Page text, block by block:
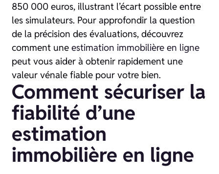
850 000 euros, illustrant l’écart possible entre
les simulateurs. Pour approfondir la question
de la précision des évaluations, découvrez
comment une estimation immobilière en ligne
peut vous aider à obtenir rapidement une
valeur vénale fiable pour votre bien.
Comment sécuriser la
fiabilité d’une
estimation
immobilière en ligne